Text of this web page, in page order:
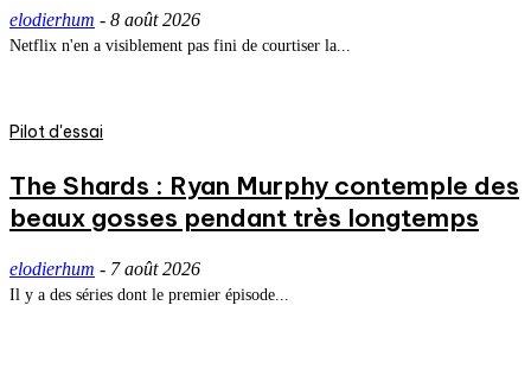
elodierhum - 8 août 2026
Netflix n'en a visiblement pas fini de courtiser la...
Pilot d'essai
The Shards : Ryan Murphy contemple des
beaux gosses pendant très longtemps
elodierhum - 7 août 2026
Il y a des séries dont le premier épisode...